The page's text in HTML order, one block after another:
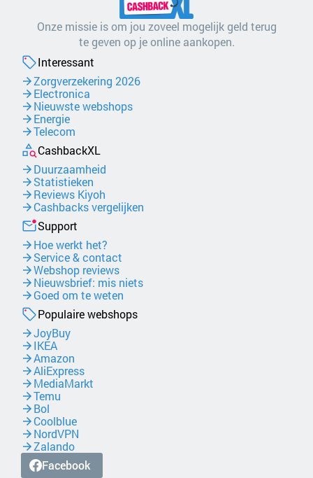
Onze missie is om jou zoveel mogelijk geld terug
te geven op je online aankopen.
Interessant
Zorgverzekering 2026
Electronica
Nieuwste webshops
Energie
Telecom
CashbackXL
Duurzaamheid
Statistieken
Reviews Kiyoh
Cashbacks vergelijken
Support
Hoe werkt het?
Service & contact
Webshop reviews
Nieuwsbrief: mis niets
Goed om te weten
Populaire webshops
JoyBuy
IKEA
Amazon
AliExpress
MediaMarkt
Temu
Bol
Coolblue
NordVPN
Zalando
Facebook